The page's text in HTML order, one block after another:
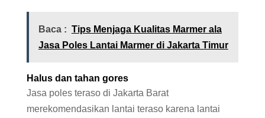
Baca : Tips Menjaga Kualitas Marmer ala
Jasa Poles Lantai Marmer di Jakarta Timur
Halus dan tahan gores
Jasa poles teraso di Jakarta Barat
merekomendasikan lantai teraso karena lantai